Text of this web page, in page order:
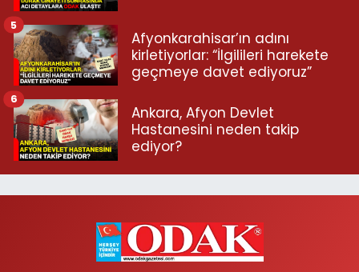
Afyonkarahisar’ın adını
kirletiyorlar: “İlgilileri harekete
geçmeye davet ediyoruz”
5
Ankara, Afyon Devlet
Hastanesini neden takip
ediyor?
6